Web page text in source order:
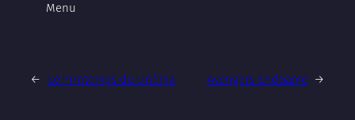
Menu
← Le Printemps du cinéma Avengers EndGame →